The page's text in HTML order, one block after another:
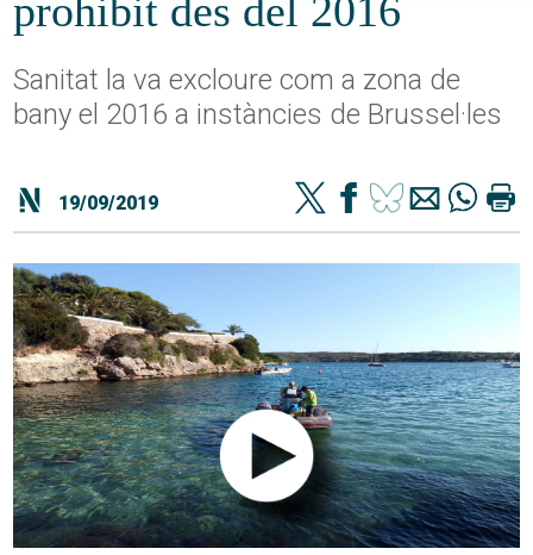
prohibit des del 2016
Sanitat la va excloure com a zona de
bany el 2016 a instàncies de Brussel·les
19/09/2019